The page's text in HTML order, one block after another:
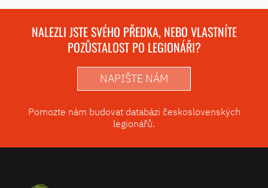
NALEZLI JSTE SVÉHO PŘEDKA, NEBO VLASTNÍTE
POZŮSTALOST PO LEGIONÁŘI?
NAPIŠTE NÁM
Pomozte nám budovat databázi československých
legionářů.